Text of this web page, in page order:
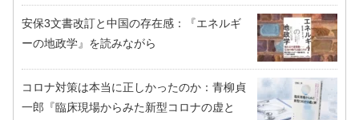
安保3文書改訂と中国の存在感：『エネルギ
ーの地政学』を読みながら
コロナ対策は本当に正しかったのか：青柳貞
一郎『臨床現場からみた新型コロナの虚と